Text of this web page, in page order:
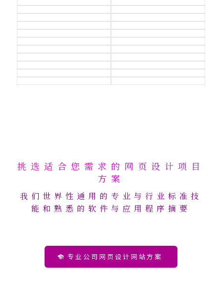
挑选适合您需求的网页设计项目
方案
我们世界性通用的专业与行业标准技
能和熟悉的软件与应用程序摘要
专业公司网页设计网站方案